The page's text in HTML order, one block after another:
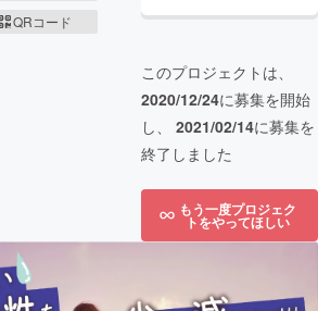
QRコード
このプロジェクトは、
2020/12/24に募集を開始
し、 2021/02/14に募集を
終了しました
もう一度プロジェク
トをやってほしい